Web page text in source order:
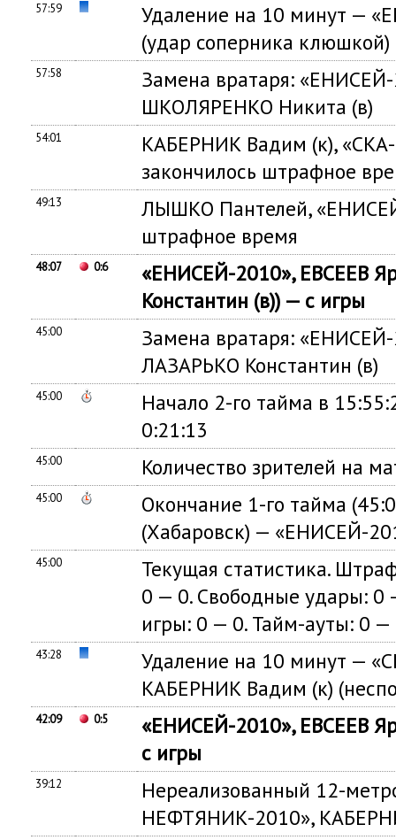
57:59
Удаление на 10 минут —
(удар соперника клюшкой)
57:58
Замена вратаря: «ЕНИСЕЙ-
ШКОЛЯРЕНКО Никита (в)
54:01
КАБЕРНИК Вадим (к),
закончилось штрафное
49:13
ЛЫШКО Пантелей,
штрафное время
48:07 0:6
«ЕНИСЕЙ-2010», ЕВСЕЕВ
Константин (в)) — с игры
45:00
Замена вратаря: «ЕНИСЕЙ-
ЛАЗАРЬКО Константин (в)
45:00
Начало 2-го тайма в
0:21:13
45:00 Количество зрителей на
45:00
Окончание 1-го тайма
(Хабаровск) — «ЕНИСЕЙ-
45:00
Текущая статистика.
0 — 0. Свободные удары: 0
игры: 0 — 0. Тайм-ауты: 0 —
43:28
Удаление на 10 минут —
КАБЕРНИК Вадим (к)
42:09 0:5
«ЕНИСЕЙ-2010», ЕВСЕЕВ
с игры
39:12
Нереализованный 12-
НЕФТЯНИК-2010»,